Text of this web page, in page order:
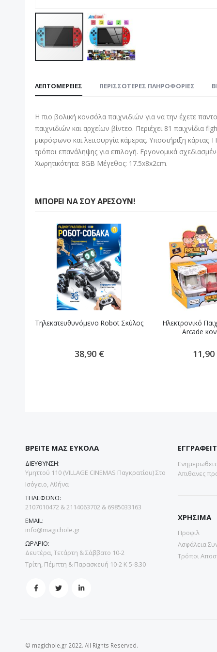
αρχή
συλλογής
εικόνων
ΛΕΠΤΟΜΈΡΕΙΕΣ
Η πιο βολική κονσόλα παιχνιδιών για να την έχετε
παιχνιδιών και αρχείων βίντεο. Περιέχει 81
μικρόφωνο και λειτουργία κάμερας. Υποστήριξη
τρόποι επανάληψης για επιλογή. Εργονομικά
Χωρητικότητα: 8GB Μέγεθος: 17.5x8x2cm.
ΠΕΡΙΣΣΌΤΕΡΕΣ ΠΛΗΡΟΦΟΡΊΕΣ
ΜΠΟΡΕΊ ΝΑ ΣΟΥ ΑΡΈΣΟΥΝ!
Τηλεκατευθυνόμενο Robot Σκύλος
38,90 €
Ηλεκτρονικό
Arcade
11,90
ΒΡΕΙΤΕ ΜΑΣ ΕΥΚΟΛΑ
ΔΙΕΥΘΥΝΣΗ:
Υμηττού 110 (VILLAGE CINEMAS Παγκρατίου) Στο
Ισόγειο, Αθήνα
ΤΗΛΕΦΩΝΟ:
2107010472 & 2114063702 & 6985033163
EMAIL:
info@magichole.gr
ΩΡΑΡΙΟ:
Δευτέρα, Τετάρτη & Σάββατο 10-2
Τρίτη, Πέμπτη & Παρασκευή 10-2 Κ 5-8.30
Απιθανες
ΧΡΗΣΙΜΑ
Προφιλ
Ασφάλεια
Τρόποι
© magichole.gr 2022. All Rights Reserved.